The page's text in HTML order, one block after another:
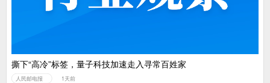
撕下“高冷”标签，量子科技加速走入寻常百姓家
人民邮电报 1天前